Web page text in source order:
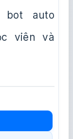
bot auto
viên và